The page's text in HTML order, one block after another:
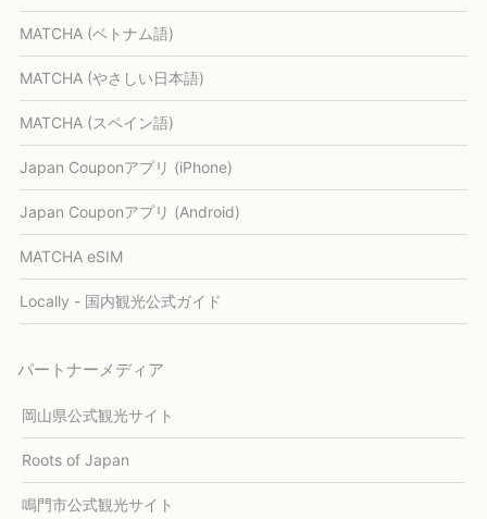
MATCHA (ベトナム語)
MATCHA (やさしい日本語)
MATCHA (スペイン語)
Japan Couponアプリ (iPhone)
Japan Couponアプリ (Android)
MATCHA eSIM
Locally - 国内観光公式ガイド
パートナーメディア
岡山県公式観光サイト
Roots of Japan
鳴門市公式観光サイト